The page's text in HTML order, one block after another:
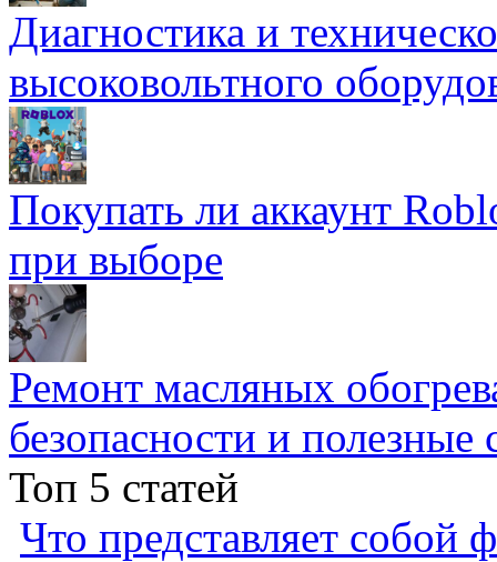
Диагностика и
высоковольтного
Покупать ли аккаунт
при выборе
Ремонт масляных
безопасности и полезные
Топ 5 статей
Что представляет собой